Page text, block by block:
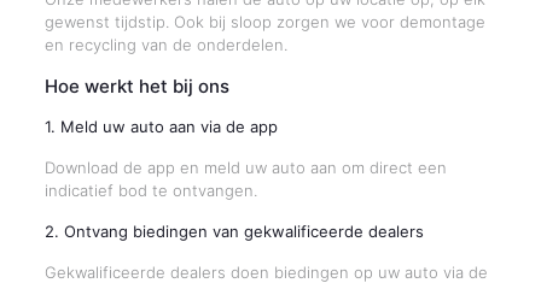
gewenst tijdstip. Ook bij sloop zorgen we voor demontage
en recycling van de onderdelen.
Hoe werkt het bij ons
1. Meld uw auto aan via de app
Download de app en meld uw auto aan om direct een
indicatief bod te ontvangen.
2. Ontvang biedingen van gekwalificeerde dealers
Gekwalificeerde dealers doen biedingen op uw auto via de